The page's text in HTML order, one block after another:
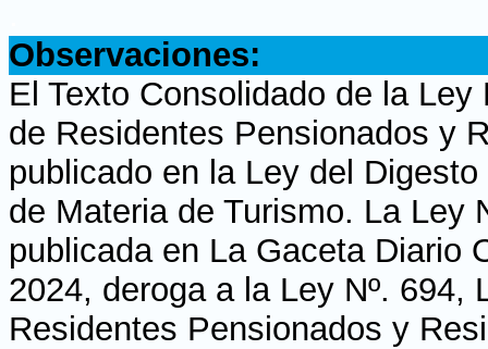
Observaciones:
El Texto Consolidado de la
de Residentes Pensionados y
publicado en la Ley del
de Materia de Turismo. La Ley
publicada en La Gaceta Diario
2024, deroga a la Ley Nº. 694,
Residentes Pensionados y